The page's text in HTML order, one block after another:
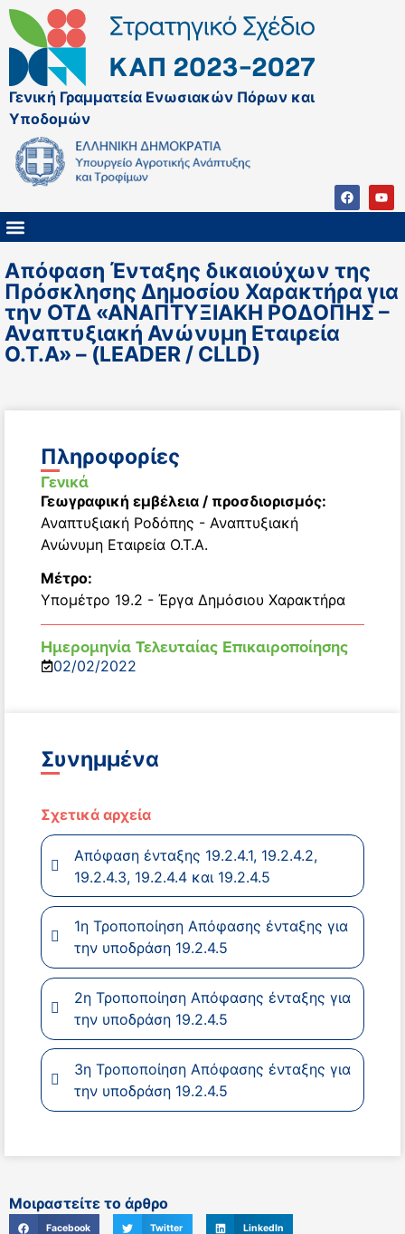
Γενική Γραμματεία Ενωσιακών Πόρων και
Υποδομών
Απόφαση Ένταξης δικαιούχων της
Πρόσκλησης Δημοσίου Χαρακτήρα για
την ΟΤΔ «ΑΝΑΠΤΥΞΙΑΚΗ ΡΟΔΟΠΗΣ –
Αναπτυξιακή Ανώνυμη Εταιρεία
Ο.Τ.Α» – (LEADER / CLLD)
Πληροφορίες
Γενικά
Γεωγραφική εμβέλεια / προσδιορισμός:
Αναπτυξιακή Ροδόπης - Αναπτυξιακή
Ανώνυμη Εταιρεία Ο.Τ.Α.
Μέτρο:
Υπομέτρο 19.2 - Έργα Δημόσιου Χαρακτήρα
Ημερομηνία Τελευταίας Επικαιροποίησης
02/02/2022
Συνημμένα
Σχετικά αρχεία
Απόφαση ένταξης 19.2.4.1, 19.2.4.2,
19.2.4.3, 19.2.4.4 και 19.2.4.5
1η Τροποποίηση Απόφασης ένταξης για
την υποδράση 19.2.4.5
2η Τροποποίηση Απόφασης ένταξης για
την υποδράση 19.2.4.5
3η Τροποποίηση Απόφασης ένταξης για
την υποδράση 19.2.4.5
Μοιραστείτε το άρθρο
Facebook Twitter LinkedIn